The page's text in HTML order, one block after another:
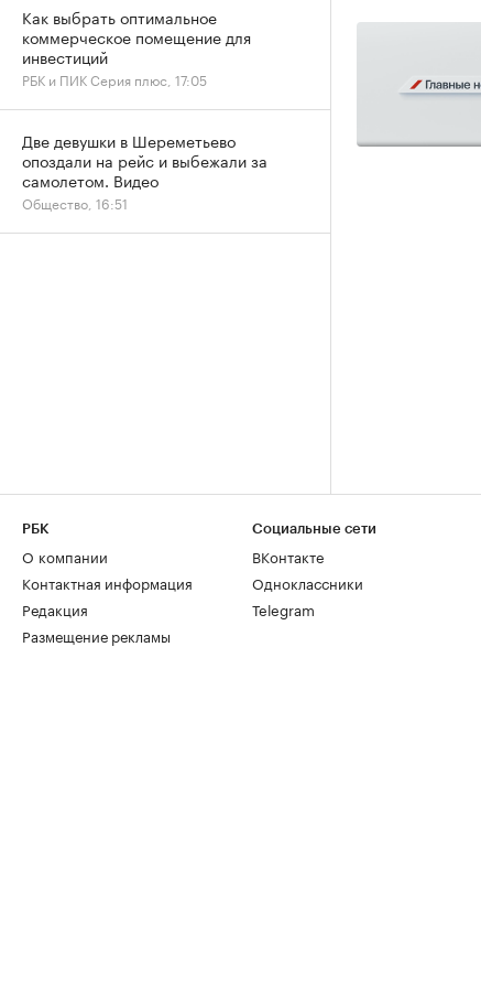
Как выбрать оптимальное
коммерческое помещение для
инвестиций
РБК и ПИК Серия плюс, 17:05
Две девушки в Шереметьево
опоздали на рейс и выбежали за
самолетом. Видео
Общество, 16:51
РБК
О компании
Контактная информация
Редакция
Размещение рекламы
Социальные сети
ВКонтакте
Одноклассники
Telegram